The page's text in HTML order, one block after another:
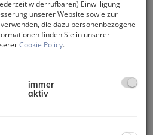
widerrufbaren) Einwilligung
unserer Website sowie zur
die dazu personenbezogene
finden Sie in unserer
Cookie Policy.
immer
aktiv